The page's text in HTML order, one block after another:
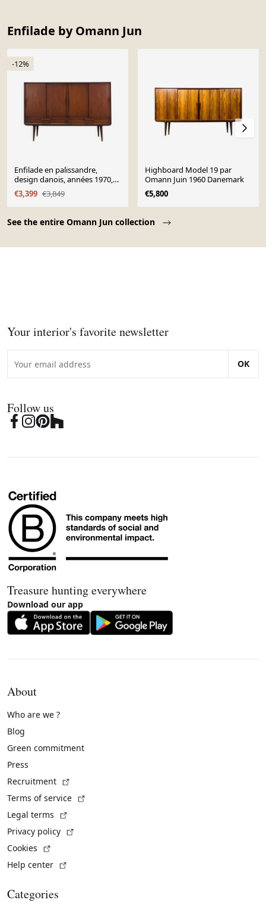
Enfilade by Omann Jun
See the entire Omann Jun collection
-12%
Enfilade en palissandre,
design danois, années 1970,
fabricant : Omann Jun
€3,399 €3,849
Highboard Model 19 par
Omann Juin 1960 Danemark
€5,800
Your interior's favorite newsletter
OK
Follow us
Treasure hunting everywhere
Download our app
About
Who are we ?
Blog
Green commitment
Press
Recruitment
Terms of service
Legal terms
Privacy policy
Cookies
Help center
Categories